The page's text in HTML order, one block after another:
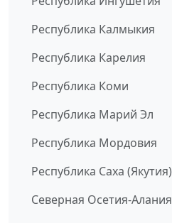
Республика Калмыкия
Республика Карелия
Республика Коми
Республика Марий Эл
Республика Мордовия
Республика Саха (Якутия)
Северная Осетия-Алания